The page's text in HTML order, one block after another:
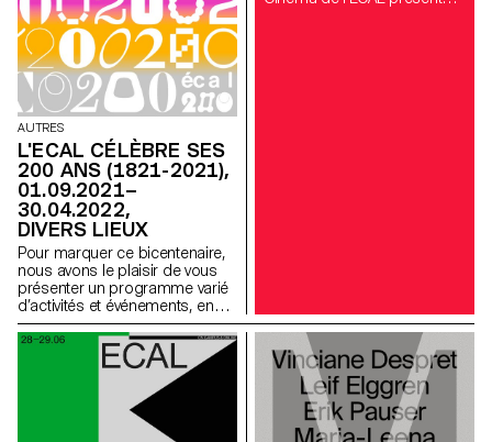
AUTRES
L'ECAL CÉLÈBRE SES
200 ANS (1821-2021),
01.09.2021–
30.04.2022,
DIVERS LIEUX
Pour marquer ce bicentenaire,
nous avons le plaisir de vous
présenter un programme varié
d’activités et événements, en
Suisse et à l’international,
mettant en lumière les enjeux et
thèmes contemporains chers
aux différentes disciplines de
l’ECAL et proposant ainsi une
réflexion sur la contribution des
arts et du design à la société.